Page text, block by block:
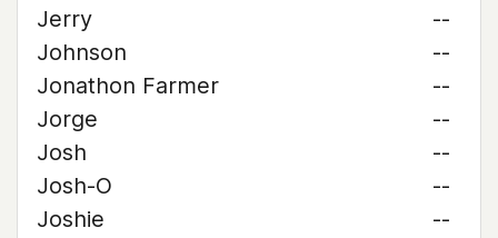
Jerry
--
Johnson
--
Jonathon Farmer
--
Jorge
--
Josh
--
Josh-O
--
Joshie
--